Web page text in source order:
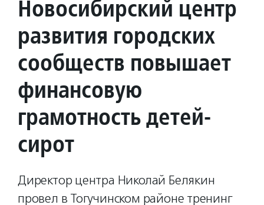
Новосибирский центр
развития городских
сообществ повышает
финансовую
грамотность детей-
сирот
Директор центра Николай Белякин
провел в Тогучинском районе тренинг